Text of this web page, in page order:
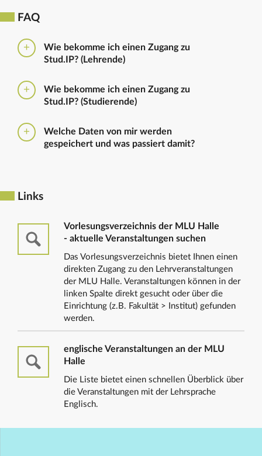
FAQ
Wie bekomme ich einen Zugang zu
Stud.IP? (Lehrende)
folgendenFormularHaben Sie bereits eine
universitäre E-Mail-Adresse, reicht ein formloser
nicht die Einrichtung zu nennen in die Sie
eingetragen werden sollen.
Wie bekomme ich einen Zugang zu
Stud.IP? (Studierende)
Nutzerkennzeichen und dem Passwort, das ihr mit
euren Immatrikulationsunterlagen erhalten habt. Das
Welche Daten von mir werden
gespeichert und was passiert damit?
Links
Vorlesungsverzeichnis der MLU Halle
- aktuelle Veranstaltungen suchen
Das Vorlesungsverzeichnis bietet Ihnen einen
direkten Zugang zu den Lehrveranstaltungen
der MLU Halle. Veranstaltungen können in der
linken Spalte direkt gesucht oder über die
Einrichtung (z.B. Fakultät > Institut) gefunden
werden.
englische Veranstaltungen an der MLU
Halle
Die Liste bietet einen schnellen Überblick über
die Veranstaltungen mit der Lehrsprache
Englisch.